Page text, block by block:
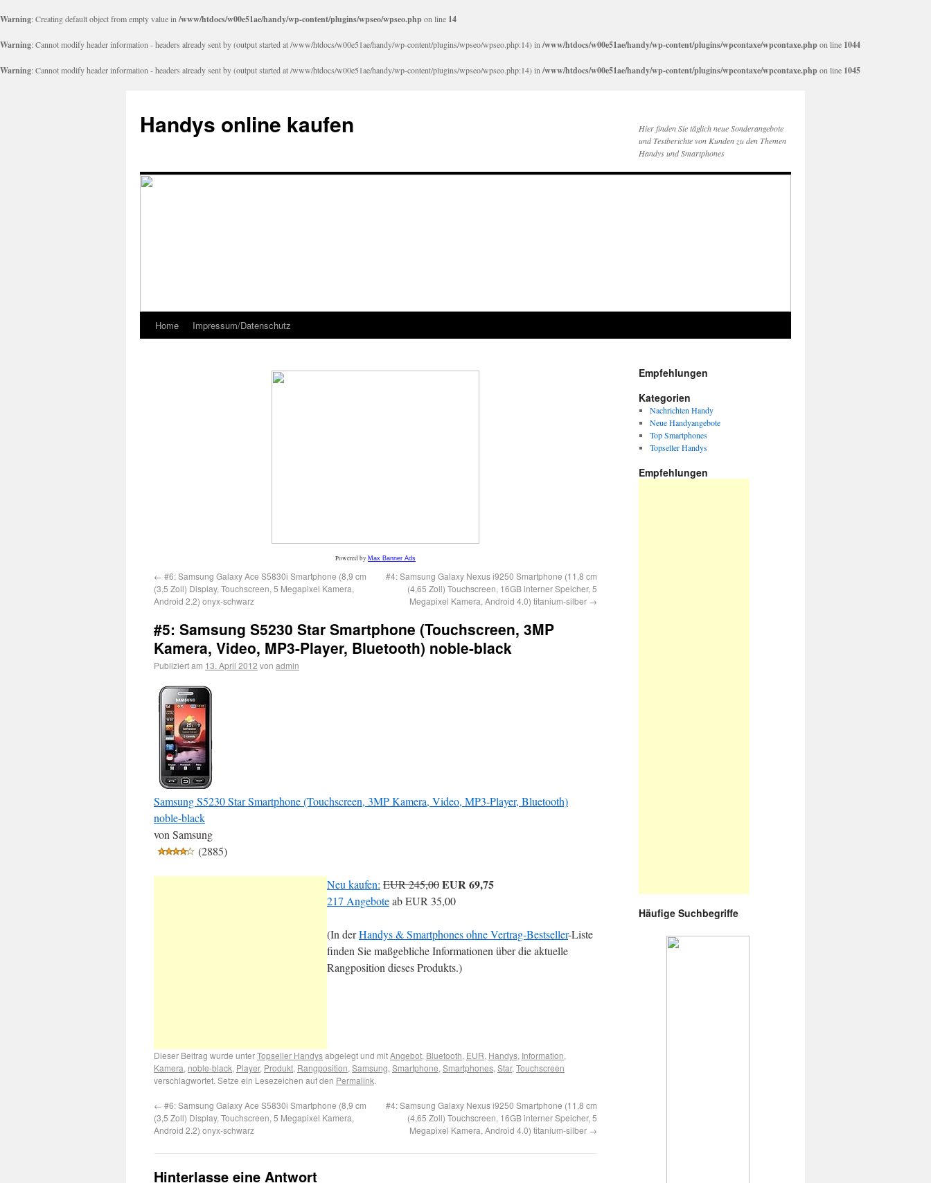
Warning: Creating default object from empty value in /www/htdocs/w00e51ae/handy/wp-content/plugins/wpseo/wpseo.phpon line 14
Warning: Cannot modify header information - headers already sent by (output started at /www/htdocs/w00e51ae/handy/wp-content/plugins/wpseo/wpseo.php:14) in /www/htdocs/w00e51ae/handy/wp-content/plugins/wpcontaxe/wpcontaxe.phpon line 1044
Warning: Cannot modify header information - headers already sent by (output started at /www/htdocs/w00e51ae/handy/wp-content/plugins/wpseo/wpseo.php:14) in /www/htdocs/w00e51ae/handy/wp-content/plugins/wpcontaxe/wpcontaxe.phpon line 1045
Handys online kaufen
Hier finden Sie täglich neue Sonderangebote
und Testberichte von Kunden zu den Themen
Handys und Smartphones
Home Impressum/Datenschutz
Powered by Max Banner Ads
← #6: Samsung Galaxy Ace S5830i Smartphone (8,9 cm
(3,5 Zoll) Display, Touchscreen, 5 Megapixel Kamera,
Android 2.2) onyx-schwarz
#4: Samsung Galaxy Nexus i9250 Smartphone (11,8 cm
(4,65 Zoll) Touchscreen, 16GB interner Speicher, 5
Megapixel Kamera, Android 4.0) titanium-silber →
#5: Samsung S5230 Star Smartphone (Touchscreen, 3MP
Kamera, Video, MP3-Player, Bluetooth) noble-black
Publiziert am 13. April 2012 von admin
Samsung S5230 Star Smartphone (Touchscreen, 3MP Kamera, Video, MP3-Player, Bluetooth)
noble-black
von Samsung
(2885)
Neu kaufen: EUR 245,00EUR 69,75
217 AngeboteabEUR 35,00
(In derHandys & Smartphones ohne Vertrag-Bestseller-Liste
finden Sie maßgebliche Informationen über die aktuelle
Rangposition dieses Produkts.)
Dieser Beitrag wurde unterTopseller Handysabgelegt und mitAngebot, Bluetooth, EUR, Handys, Information,
Kamera, noble-black, Player, Produkt, Rangposition, Samsung, Smartphone, Smartphones, Star, Touchscreen
verschlagwortet. Setze ein Lesezeichen auf den Permalink.
← #6: Samsung Galaxy Ace S5830i Smartphone (8,9 cm
(3,5 Zoll) Display, Touchscreen, 5 Megapixel Kamera,
Android 2.2) onyx-schwarz
#4: Samsung Galaxy Nexus i9250 Smartphone (11,8 cm
(4,65 Zoll) Touchscreen, 16GB interner Speicher, 5
Megapixel Kamera, Android 4.0) titanium-silber →
Hinterlasse eine Antwort
Empfehlungen
Kategorien
Nachrichten Handy
Neue Handyangebote
Top Smartphones
Topseller Handys
Empfehlungen
Häufige Suchbegriffe